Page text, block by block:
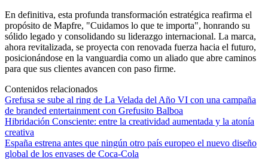
En definitiva, esta profunda transformación estratégica reafirma el
propósito de Mapfre, "Cuidamos lo que te importa", honrando su
sólido legado y consolidando su liderazgo internacional. La marca,
ahora revitalizada, se proyecta con renovada fuerza hacia el futuro,
posicionándose en la vanguardia como un aliado que abre caminos
para que sus clientes avancen con paso firme.
Contenidos relacionados
Grefusa se sube al ring de La Velada del Año VI con una campaña
de branded entertainment con Grefusito Balboa
Hibridación Consciente: entre la creatividad aumentada y la atonía
creativa
España estrena antes que ningún otro país europeo el nuevo diseño
global de los envases de Coca-Cola